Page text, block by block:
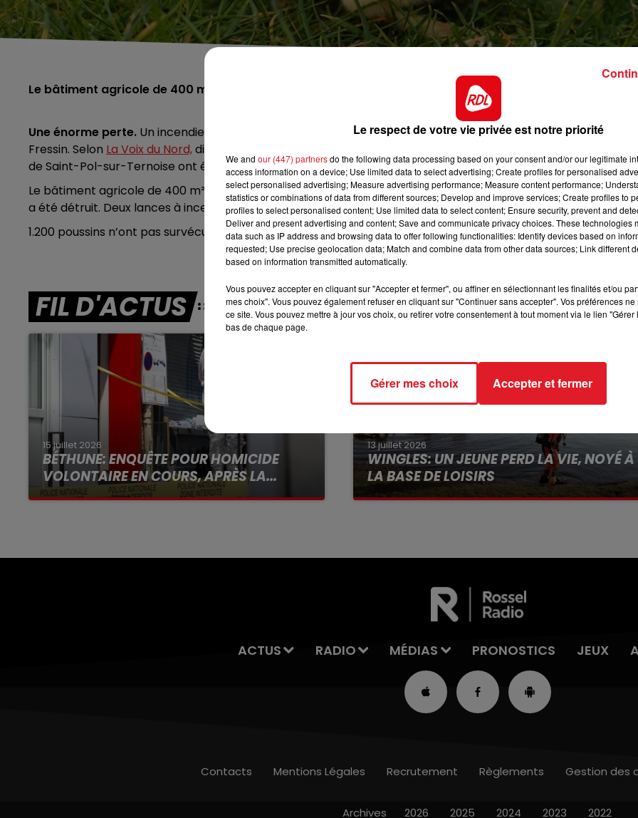
7h00 - 10h00
DEBOUT C'EST L'HEURE
12h00 - 13h00
RDL & VOUS
Le bâtiment agricole de 400 m² a été totalement détruit par les flammes.
Une énorme perte. Un incendie s’est déclaré en début d’après-midi ce mercredi dans un poulailler situé à
Fressin. Selon La Voix du Nord,dix-huit sapeurs-pompiers venus de Fruges et Hesdin, ainsi que le chef de
de Saint-Pol-sur-Ternoise ont été dépêchés sur place.
Le bâtiment agricole de 400 m², qui contenait du matériel agricole, de la paille et un élevage de 3.000
a été détruit. Deux lances à incendie ont été déployées pour préserver la seconde partie du bâtiment.
1.200 poussins n’ont pas survécu au sinistre. Heureusement, aucune victime humaine n’est à déplorer.
FIL D'ACTUS
15 juillet 2026
BÉTHUNE: ENQUÊTE POUR HOMICIDE
VOLONTAIRE EN COURS, APRÈS LA...
Selon les premiers éléments, le logement
13 juillet 2026
WINGLES: UN JEUNE PERD LA VIE, NOYÉ À
LA BASE DE LOISIRS
La victime a coulé à pic
ACTUS RADIO MÉDIAS PRONOSTICS JEUX
Contacts Mentions Légales Recrutement Règlements Gestion des
Archives 2026 2025 2024 2023 2022
Le respect de votre vie privée est notre priorité
We and our (447) partnersdo the following data processing based on your consent and/or our legitimate
access information on a device; Use limited data to select advertising; Create profiles for personalised
select personalised advertising; Measure advertising performance; Measure content performance;
statistics or combinations of data from different sources; Develop and improve services; Create profiles to
profiles to select personalised content; Use limited data to select content; Ensure security, prevent and
Deliver and present advertising and content; Save and communicate privacy choices. These technologies
data such as IP address and browsing data to offer following functionalities: Identify devices based on
requested; Use precise geolocation data; Match and combine data from other data sources; Link different
based on information transmitted automatically.
Vous pouvez accepter en cliquant sur "Accepter et fermer", ou affiner en sélectionnant les finalités et/ou
mes choix". Vous pouvez également refuser en cliquant sur "Continuer sans accepter". Vos préférences
ce site. Vous pouvez mettre à jour vos choix, ou retirer votre consentement à tout moment via le lien
bas de chaque page.
Gérer mes choix Accepter et fermer